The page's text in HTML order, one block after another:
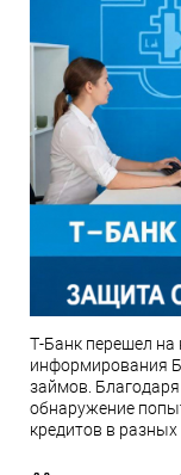
Т-Банк перешел на
информирования
займов.
обнаружение
кредитов в разных